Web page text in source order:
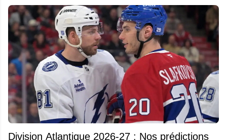
Division Atlantique 2026-27 : Nos prédictions